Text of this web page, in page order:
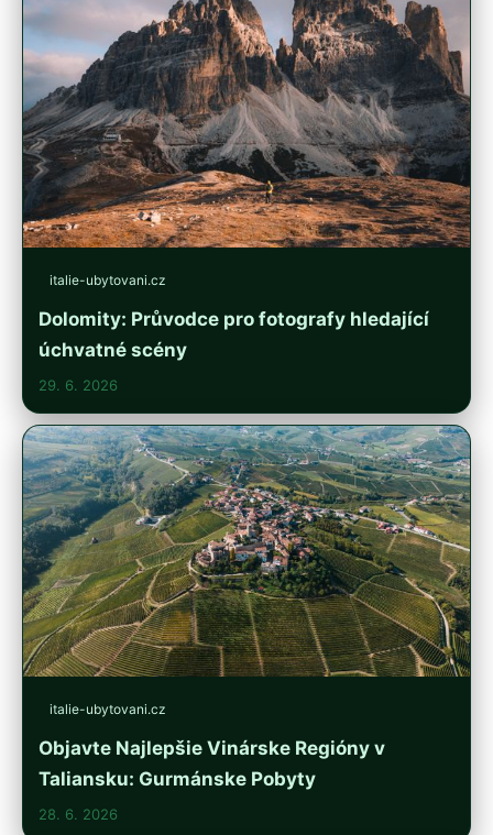
italie-ubytovani.cz
Dolomity: Průvodce pro fotografy hledající
úchvatné scény
29. 6. 2026
italie-ubytovani.cz
Objavte Najlepšie Vinárske Regióny v
Taliansku: Gurmánske Pobyty
28. 6. 2026